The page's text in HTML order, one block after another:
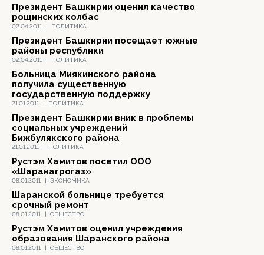
02.04.2011 | ПОЛИТИКА
Президент Башкирии оценил качество
рощинских колбас
02.04.2011 | ПОЛИТИКА
Президент Башкирии посещает южные
районы республики
21.01.2011 | ПОЛИТИКА
Больница Миякинского района
получила существенную
государственную поддержку
21.01.2011 | ПОЛИТИКА
Президент Башкирии вник в проблемы
социальных учреждений
Бижбулякского района
08.01.2011 | ЭКОНОМИКА
Рустэм Хамитов посетил ООО
«Шаранагрогаз»
08.01.2011 | ОБЩЕСТВО
Шаранской больнице требуется
срочный ремонт
08.01.2011 | ОБЩЕСТВО
Рустэм Хамитов оценил учреждения
образования Шаранского района